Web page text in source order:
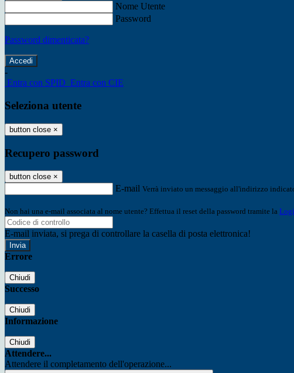
Nome Utente
Password
Password dimenticata?
-
Entra con SPID Entra con CIE
Seleziona utente
button close ×
Recupero password
button close ×
E-mail Verrà inviato un messaggio all'indirizzo
Non hai una e-mail associata al nome utente? Effettua il reset della password tramite la
E-mail inviata, si prega di controllare la casella di posta elettronica!
Errore
Chiudi
Successo
Chiudi
Informazione
Chiudi
Attendere...
Attendere il completamento dell'operazione...